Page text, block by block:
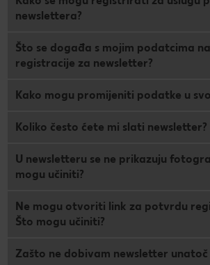
newslettera?
Što se događa s mojim podatcima
registracije za newsletter?
Kako mogu promijeniti podatke u
Koliko često ćete mi slati newsletter?
U newsletteru se ne prikazuju
mogu učiniti?
Ne mogu otvoriti link za potvrdu
Što mogu učiniti?
Zašto ne dobivam newsletter